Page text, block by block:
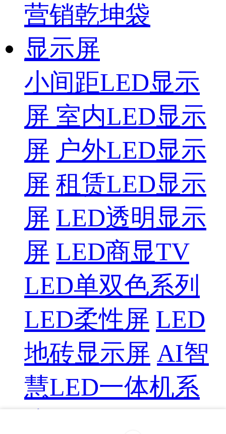
营销乾坤袋
显示屏
小间距LED显示
屏 室内LED显示
屏 户外LED显示
屏 租赁LED显示
屏 LED透明显示
屏 LED商显TV
LED单双色系列
LED柔性屏 LED
地砖显示屏 AI智
慧LED一体机系